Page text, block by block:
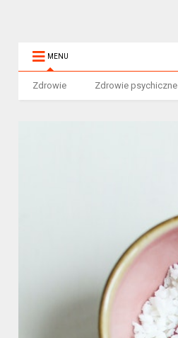
MENU
Zdrowie Zdrowie psychiczne